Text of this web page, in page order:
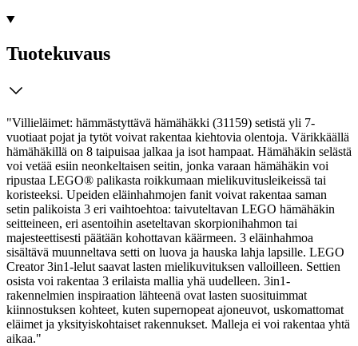
Tuotekuvaus
"Villieläimet: hämmästyttävä hämähäkki (31159) setistä yli 7-
vuotiaat pojat ja tytöt voivat rakentaa kiehtovia olentoja. Värikkäällä
hämähäkillä on 8 taipuisaa jalkaa ja isot hampaat. Hämähäkin selästä
voi vetää esiin neonkeltaisen seitin, jonka varaan hämähäkin voi
ripustaa LEGO® palikasta roikkumaan mielikuvitusleikeissä tai
koristeeksi. Upeiden eläinhahmojen fanit voivat rakentaa saman
setin palikoista 3 eri vaihtoehtoa: taivuteltavan LEGO hämähäkin
seitteineen, eri asentoihin aseteltavan skorpionihahmon tai
majesteettisesti päätään kohottavan käärmeen. 3 eläinhahmoa
sisältävä muunneltava setti on luova ja hauska lahja lapsille. LEGO
Creator 3in1-lelut saavat lasten mielikuvituksen valloilleen. Settien
osista voi rakentaa 3 erilaista mallia yhä uudelleen. 3in1-
rakennelmien inspiraation lähteenä ovat lasten suosituimmat
kiinnostuksen kohteet, kuten supernopeat ajoneuvot, uskomattomat
eläimet ja yksityiskohtaiset rakennukset. Malleja ei voi rakentaa yhtä
aikaa."